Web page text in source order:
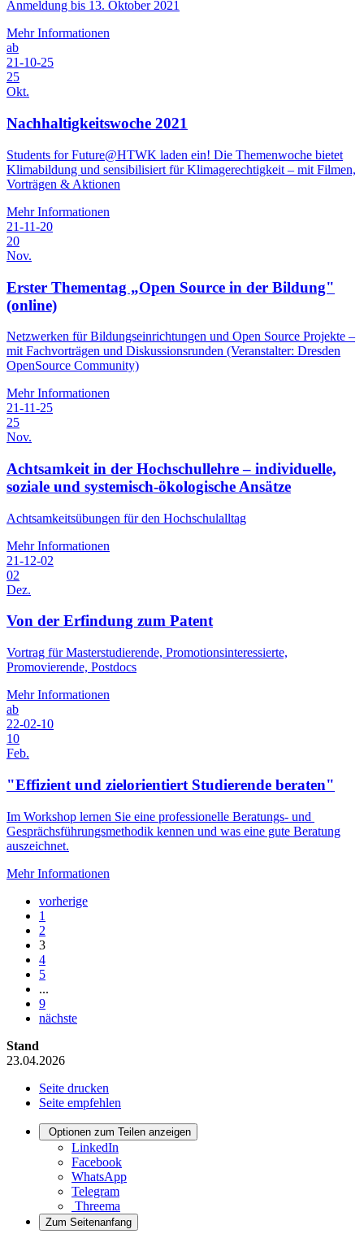
Anmeldung bis 13. Oktober 2021
Mehr Informationen
ab
21-10-25
25
Okt.
Nachhaltigkeitswoche 2021
Students for Future@HTWK laden ein! Die Themenwoche bietet
Klimabildung und sensibilisiert für Klimagerechtigkeit – mit Filmen,
Vorträgen & Aktionen
Mehr Informationen
21-11-20
20
Nov.
Erster Thementag „Open Source in der Bildung"
(online)
Netzwerken für Bildungseinrichtungen und Open Source Projekte –
mit Fachvorträgen und Diskussionsrunden (Veranstalter: Dresden
OpenSource Community)
Mehr Informationen
21-11-25
25
Nov.
Achtsamkeit in der Hochschullehre – individuelle,
soziale und systemisch-ökologische Ansätze
Achtsamkeitsübungen für den Hochschulalltag
Mehr Informationen
21-12-02
02
Dez.
Von der Erfindung zum Patent
Vortrag für Masterstudierende, Promotionsinteressierte,
Promovierende, Postdocs
Mehr Informationen
ab
22-02-10
10
Feb.
"Effizient und zielorientiert Studierende beraten"
Im Workshop lernen Sie eine professionelle Beratungs- und
Gesprächsführungsmethodik kennen und was eine gute Beratung
auszeichnet.
Mehr Informationen
vorherige
1
2
3
4
5
...
9
nächste
Stand
23.04.2026
Seite drucken
Seite empfehlen
Optionen zum Teilen anzeigen
LinkedIn
Facebook
WhatsApp
Telegram
Threema
Zum Seitenanfang